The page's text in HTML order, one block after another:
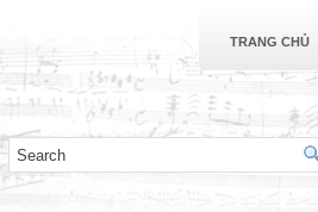
TRANG CHỦ